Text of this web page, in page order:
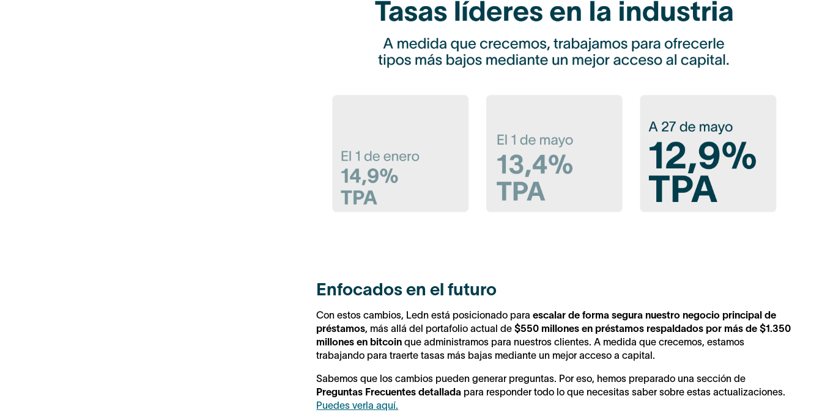
Enfocados en el futuro
Con estos cambios, Ledn está posicionado paraescalar de forma segura nuestro negocio principal de
préstamos, más allá del portafolio actual de$550 millones en préstamos respaldados por más de $1.350
millones en bitcoin que administramos para nuestros clientes. A medida que crecemos, estamos
trabajando para traerte tasas más bajas mediante un mejor acceso a capital.
Sabemos que los cambios pueden generar preguntas. Por eso, hemos preparado una sección de
Preguntas Frecuentes detallada para responder todo lo que necesitas saber sobre estas actualizaciones.
Puedes verla aquí.